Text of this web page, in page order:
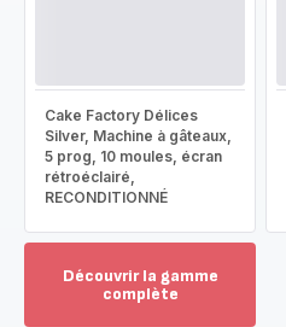
Cake Factory Délices
Silver, Machine à gâteaux,
5 prog, 10 moules, écran
rétroéclairé,
RECONDITIONNÉ
Découvrir la gamme
complète